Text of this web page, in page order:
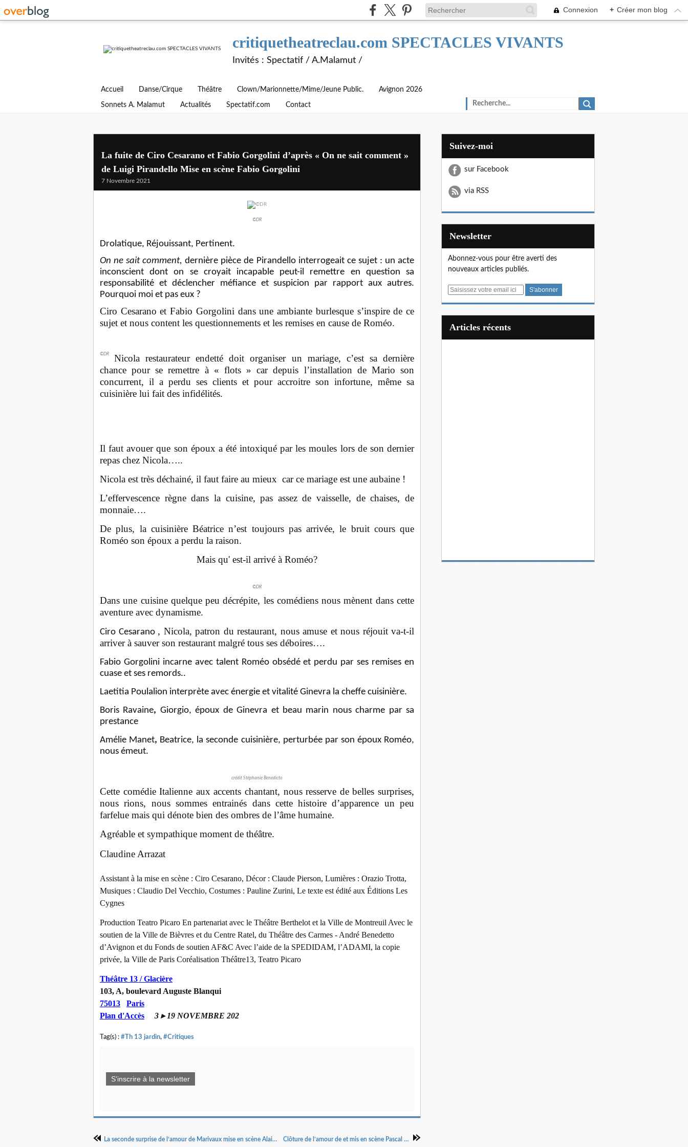
Connexion + Créer mon blog
critiquetheatreclau.com SPECTACLES VIVANTS
Invités : Spectatif / A.Malamut /
Accueil Danse/Cirque Théâtre Clown/Marionnette/Mime/Jeune Public. Avignon 2026
Sonnets A. Malamut Actualités Spectatif.com Contact
La fuite de Ciro Cesarano et Fabio Gorgolini d’après « On ne sait comment »
de Luigi Pirandello Mise en scène Fabio Gorgolini
7 Novembre 2021
©DR
Drolatique, Réjouissant, Pertinent.
On ne sait comment, dernière pièce de Pirandello interrogeait ce sujet : un acte
inconscient dont on se croyait incapable peut-il remettre en question sa
responsabilité et déclencher méfiance et suspicion par rapport aux autres.
Pourquoi moi et pas eux ?
Ciro Cesarano et Fabio Gorgolini dans une ambiante burlesque s’inspire de ce
sujet et nous content les questionnements et les remises en cause de Roméo.
©DR
Nicola restaurateur endetté doit organiser un mariage, c’est sa dernière
chance pour se remettre à « flots » car depuis l’installation de Mario son
concurrent, il a perdu ses clients et pour accroitre son infortune, même sa
cuisinière lui fait des infidélités.
Il faut avouer que son époux a été intoxiqué par les moules lors de son dernier
repas chez Nicola…..
Nicola est très déchainé, il faut faire au mieux car ce mariage est une aubaine !
L’effervescence règne dans la cuisine, pas assez de vaisselle, de chaises, de
monnaie….
De plus, la cuisinière Béatrice n’est toujours pas arrivée, le bruit cours que
Roméo son époux a perdu la raison.
Mais qu' est-il arrivé à Roméo?
©DR
Dans une cuisine quelque peu décrépite, les comédiens nous mènent dans cette
aventure avec dynamisme.
Ciro Cesarano , Nicola, patron du restaurant, nous amuse et nous réjouit va-t-il
arriver à sauver son restaurant malgré tous ses déboires….
Fabio Gorgoliniincarne avec talent Roméo obsédé et perdu par ses remises en
cuase et ses remords..
Laetitia Poulalion interprète avec énergie et vitalité Ginevra la cheffe cuisinière.
Boris Ravaine, Giorgio, époux de Ginevra et beau marin nous charme par sa
prestance
Amélie Manet, Beatrice, la seconde cuisinière, perturbée par son époux Roméo,
nous émeut.
crédit Stéphanie Benedicto
Cette comédie Italienne aux accents chantant, nous resserve de belles surprises,
nous rions, nous sommes entrainés dans cette histoire d’apparence un peu
farfelue mais qui dénote bien des ombres de l’âme humaine.
Agréable et sympathique moment de théâtre.
Claudine Arrazat
Assistant à la mise en scène : Ciro Cesarano, Décor : Claude Pierson, Lumières : Orazio Trotta,
Musiques : Claudio Del Vecchio, Costumes : Pauline Zurini, Le texte est édité aux Éditions Les
Cygnes
Production Teatro Picaro En partenariat avec le Théâtre Berthelot et la Ville de Montreuil Avec le
soutien de la Ville de Bièvres et du Centre Ratel, du Théâtre des Carmes - André Benedetto
d’Avignon et du Fonds de soutien AF&C Avec l’aide de la SPEDIDAM, l’ADAMI, la copie
privée, la Ville de Paris Coréalisation Théâtre13, Teatro Picaro
Théâtre 13 / Glacière
103, A, boulevard Auguste Blanqui
75013
Paris
Plan d'Accès
3 ▸19 NOVEMBRE 202
Tag(s) : #Th 13 jardin, #Critiques
S'inscrire à la newsletter
La seconde surprise de l’amour de Marivaux mise en scène Alain Françon Clôture de l’amour de et mis en scène Pascal Rambert
Suivez-moi
sur Facebook
via RSS
Newsletter
Abonnez-vous pour être averti des
nouveaux articles publiés.
E
articles récents